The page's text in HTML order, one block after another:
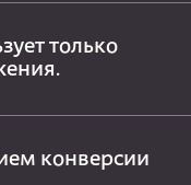
только
конверсии